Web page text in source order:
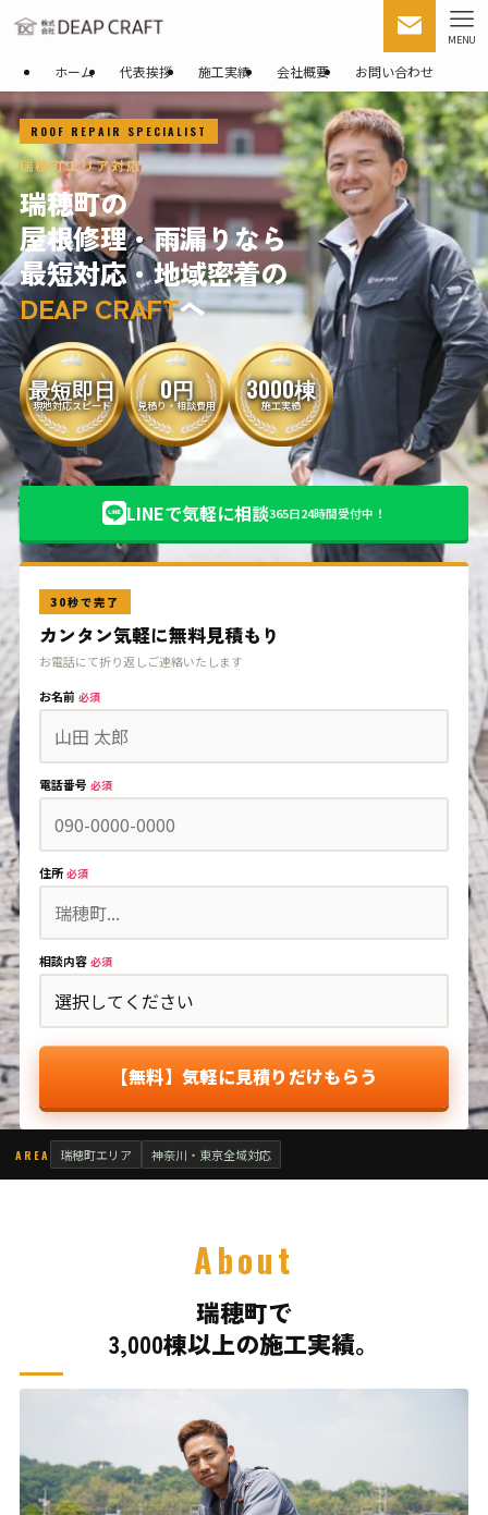
MENU
ホーム 代表挨拶 施工実績 会社概要 お問い合わせ
ROOF REPAIR SPECIALIST
瑞穂町エリア対応
瑞穂町の
屋根修理・雨漏りなら
最短対応・地域密着の
DEAP CRAFTへ
最短即日
現地対応スピード
0円
見積り・相談費用
3000棟
施工実績
LINEで気軽に相談365日24時間受付中！
30秒で完了
カンタン気軽に無料見積もり
お電話にて折り返しご連絡いたします
お名前 必須
電話番号 必須
住所 必須
相談内容 必須
【無料】気軽に見積りだけもらう
AREA 瑞穂町エリア 神奈川・東京全域対応
About
瑞穂町で
3,000棟以上の施工実績。